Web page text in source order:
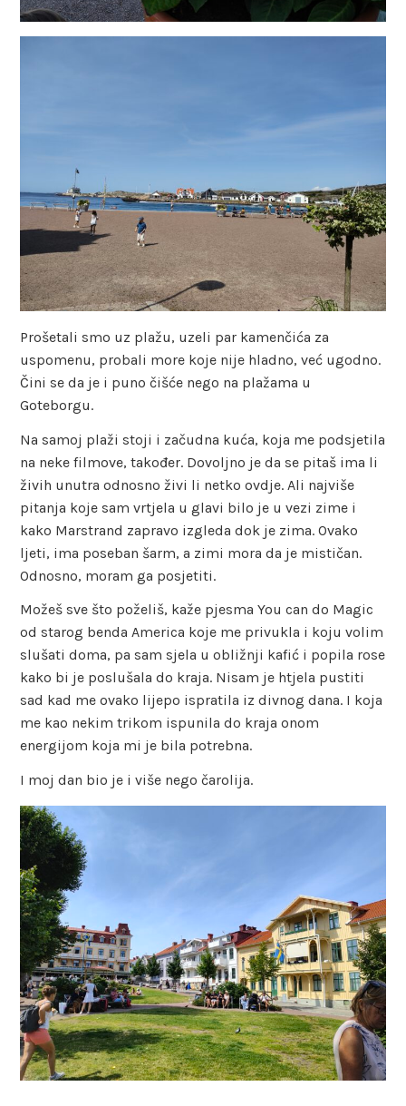
Prošetali smo uz plažu, uzeli par kamenčića za
uspomenu, probali more koje nije hladno, već ugodno.
Čini se da je i puno čišće nego na plažama u
Goteborgu.
Na samoj plaži stoji i začudna kuća, koja me podsjetila
na neke filmove, također. Dovoljno je da se pitaš ima li
živih unutra odnosno živi li netko ovdje. Ali najviše
pitanja koje sam vrtjela u glavi bilo je u vezi zime i
kako Marstrand zapravo izgleda dok je zima. Ovako
ljeti, ima poseban šarm, a zimi mora da je mističan.
Odnosno, moram ga posjetiti.
Možeš sve što poželiš, kaže pjesma You can do Magic
od starog benda America koje me privukla i koju volim
slušati doma, pa sam sjela u obližnji kafić i popila rose
kako bi je poslušala do kraja. Nisam je htjela pustiti
sad kad me ovako lijepo ispratila iz divnog dana. I koja
me kao nekim trikom ispunila do kraja onom
energijom koja mi je bila potrebna.
I moj dan bio je i više nego čarolija.